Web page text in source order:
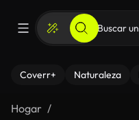
Coverr+ Naturaleza
Hogar